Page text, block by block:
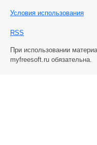
Условия использования
RSS
При использовании
myfreesoft.ru обязательна.